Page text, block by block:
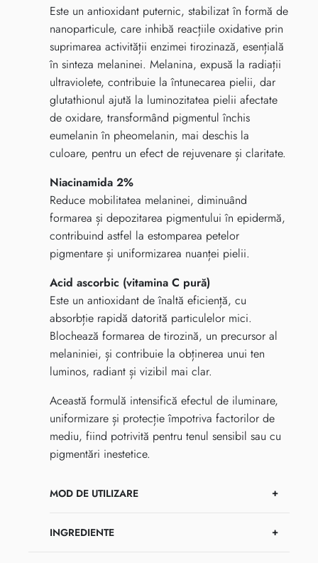
Este un antioxidant puternic, stabilizat în formă de
nanoparticule, care inhibă reacțiile oxidative prin
suprimarea activității enzimei tirozinază, esențială
în sinteza melaninei. Melanina, expusă la radiații
ultraviolete, contribuie la întunecarea pielii, dar
glutathionul ajută la luminozitatea pielii afectate
de oxidare, transformând pigmentul închis
eumelanin în pheomelanin, mai deschis la
culoare, pentru un efect de rejuvenare și claritate.
Niacinamida 2%
Reduce mobilitatea melaninei, diminuând
formarea și depozitarea pigmentului în epidermă,
contribuind astfel la estomparea petelor
pigmentare și uniformizarea nuanței pielii.
Acid ascorbic (vitamina C pură)
Este un antioxidant de înaltă eficiență, cu
absorbție rapidă datorită particulelor mici.
Blochează formarea de tirozină, un precursor al
melaniniei, și contribuie la obținerea unui ten
luminos, radiant și vizibil mai clar.
Această formulă intensifică efectul de iluminare,
uniformizare și protecție împotriva factorilor de
mediu, fiind potrivită pentru tenul sensibil sau cu
pigmentări inestetice.
MOD DE UTILIZARE
INGREDIENTE